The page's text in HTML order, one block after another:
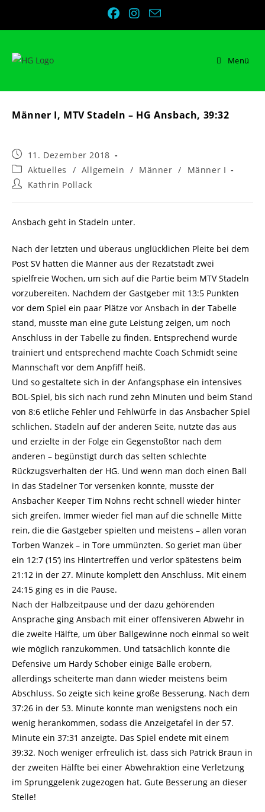
Menü
Männer I, MTV Stadeln – HG Ansbach, 39:32
Beitrag
veröffentlicht:
11. Dezember 2018
Beitrags-
Kategorie:
Aktuelles / Allgemein / Männer /
Männer I
Beitrags-
Kathrin Pollack
Ansbach geht in Stadeln unter.
Nach der letzten und überaus unglücklichen Pleite bei dem
Post SV hatten die Männer aus der Rezatstadt zwei
spielfreie Wochen, um sich auf die Partie beim MTV Stadeln
vorzubereiten. Nachdem der Gastgeber mit 13:5 Punkten
vor dem Spiel ein paar Plätze vor Ansbach in der Tabelle
stand, musste man eine gute Leistung zeigen, um noch
Anschluss in der Tabelle zu finden. Entsprechend wurde
trainiert und entsprechend machte Coach Schmidt seine
Mannschaft vor dem Anpfiff heiß.
Und so gestaltete sich in der Anfangsphase ein intensives
BOL-Spiel, bis sich nach rund zehn Minuten und beim Stand
von 8:6 etliche Fehler und Fehlwürfe in das Ansbacher Spiel
schlichen. Stadeln auf der anderen Seite, nutzte das aus
und erzielte in der Folge ein Gegenstoßtor nach dem
anderen – begünstigt durch das selten schlechte
Rückzugsverhalten der HG. Und wenn man doch einen Ball
in das Stadelner Tor versenken konnte, musste der
Ansbacher Keeper Tim Nohns recht schnell wieder hinter
sich greifen. Immer wieder fiel man auf die schnelle Mitte
rein, die die Gastgeber spielten und meistens – allen voran
Torben Wanzek – in Tore ummünzten. So geriet man über
ein 12:7 (15‘) ins Hintertreffen und verlor spätestens beim
21:12 in der 27. Minute komplett den Anschluss. Mit einem
24:15 ging es in die Pause.
Nach der Halbzeitpause und der dazu gehörenden
Ansprache ging Ansbach mit einer offensiveren Abwehr in
die zweite Hälfte, um über Ballgewinne noch einmal so weit
wie möglich ranzukommen. Und tatsächlich konnte die
Defensive um Hardy Schober einige Bälle erobern,
allerdings scheiterte man dann wieder meistens beim
Abschluss. So zeigte sich keine große Besserung. Nach dem
37:26 in der 53. Minute konnte man wenigstens noch ein
wenig herankommen, sodass die Anzeigetafel in der 57.
Minute ein 37:31 anzeigte. Das Spiel endete mit einem
39:32. Noch weniger erfreulich ist, dass sich Patrick Braun in
der zweiten Hälfte bei einer Abwehraktion eine Verletzung
im Sprunggelenk zugezogen hat. Gute Besserung an dieser
Stelle!